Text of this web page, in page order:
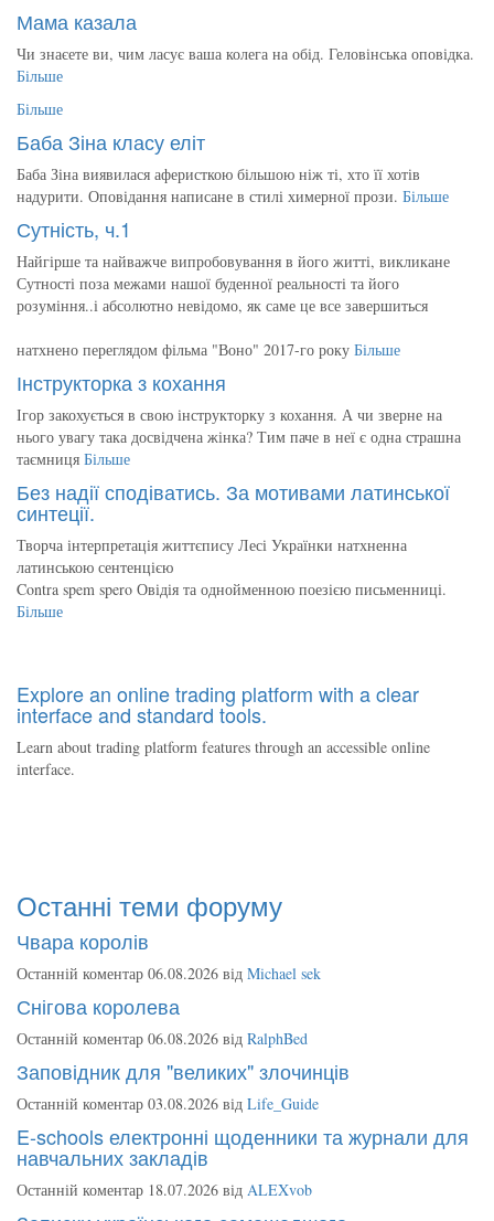
Мама казала
Чи знаєете ви, чим ласує ваша колега на обід. Геловінська оповідка.
Більше
Більше
Баба Зіна класу еліт
Баба Зіна виявилася аферисткою більшою ніж ті, хто її хотів
надурити. Оповідання написане в стилі химерної прози. Більше
Сутність, ч.1
Найгірше та найважче випробовування в його житті, викликане
Сутності поза межами нашої буденної реальності та його
розуміння..і абсолютно невідомо, як саме це все завершиться
натхнено переглядом фільма "Воно" 2017-го року Більше
Інструкторка з кохання
Ігор закохується в свою інструкторку з кохання. А чи зверне на
нього увагу така досвідчена жінка? Тим паче в неї є одна страшна
таємниця Більше
Без надії сподіватись. За мотивами латинської
синтеції.
Творча інтерпретація життєпису Лесі Українки натхненна
латинською сентенцією
Contra spem spero Овідія та однойменною поезією письменниці.
Більше
Explore an online trading platform with a clear
interface and standard tools.
Learn about trading platform features through an accessible online
interface.
Останні теми форуму
Чвара королів
Останній коментар 06.08.2026 від Michael sek
Снігова королева
Останній коментар 06.08.2026 від RalphBed
Заповідник для "великих" злочинців
Останній коментар 03.08.2026 від Life_Guide
E-schools електронні щоденники та журнали для
навчальних закладів
Останній коментар 18.07.2026 від ALEXvob